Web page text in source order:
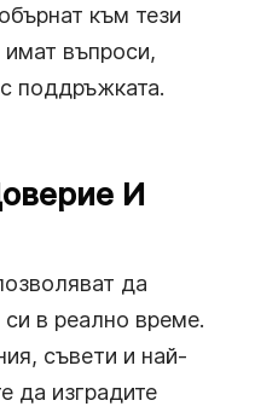
към тези
имат въпроси,
поддръжката.
И
да
си в реално време.
съвети и най-
да изградите